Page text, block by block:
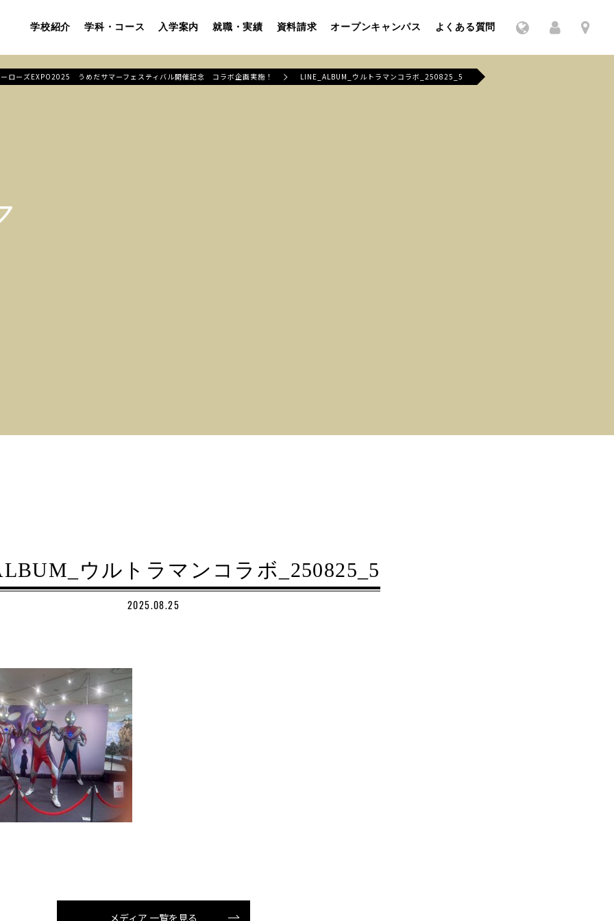
学校紹介 学科・コース 入学案内 就職・実績 資料請求 オープンキャンパス よくある質問
ローズEXPO2025 うめだサマーフェスティバル開催記念 コラボ企画実施！ LINE_ALBUM_ウルトラマンコラボ_250825_5
ウルトラマンコラボ_250825_5
2025.08.25
メディア 一覧を見る